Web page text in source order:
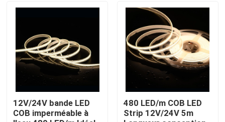
Ruban LED RGB
Ruban LED CCT
12V/24V bande LED
COB imperméable à
480 LED/m COB LED
Strip 12V/24V 5m